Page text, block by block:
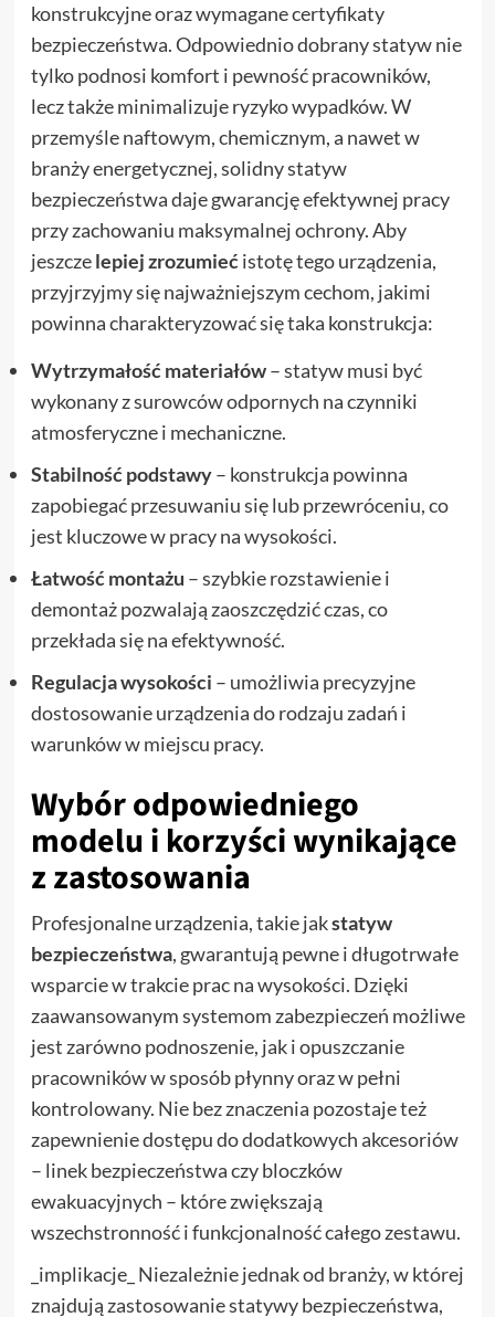
konstrukcyjne oraz wymagane certyfikaty
bezpieczeństwa. Odpowiednio dobrany statyw nie
tylko podnosi komfort i pewność pracowników,
lecz także minimalizuje ryzyko wypadków. W
przemyśle naftowym, chemicznym, a nawet w
branży energetycznej, solidny statyw
bezpieczeństwa daje gwarancję efektywnej pracy
przy zachowaniu maksymalnej ochrony. Aby
jeszczelepiej zrozumiećistotę tego urządzenia,
przyjrzyjmy się najważniejszym cechom, jakimi
powinna charakteryzować się taka konstrukcja:
Wytrzymałość materiałów– statyw musi być
wykonany z surowców odpornych na czynniki
atmosferyczne i mechaniczne.
Stabilność podstawy– konstrukcja powinna
zapobiegać przesuwaniu się lub przewróceniu, co
jest kluczowe w pracy na wysokości.
Łatwość montażu – szybkie rozstawienie i
demontaż pozwalają zaoszczędzić czas, co
przekłada się na efektywność.
Regulacja wysokości – umożliwia precyzyjne
dostosowanie urządzenia do rodzaju zadań i
warunków w miejscu pracy.
Wybór odpowiedniego
modelu i korzyści wynikające
z zastosowania
Profesjonalne urządzenia, takie jakstatyw
bezpieczeństwa, gwarantują pewne i długotrwałe
wsparcie w trakcie prac na wysokości. Dzięki
zaawansowanym systemom zabezpieczeń możliwe
jest zarówno podnoszenie, jak i opuszczanie
pracowników w sposób płynny oraz w pełni
kontrolowany. Nie bez znaczenia pozostaje też
zapewnienie dostępu do dodatkowych akcesoriów
– linek bezpieczeństwa czy bloczków
ewakuacyjnych – które zwiększają
wszechstronność i funkcjonalność całego zestawu.
_implikacje_ Niezależnie jednak od branży, w której
znajdują zastosowanie statywy bezpieczeństwa,